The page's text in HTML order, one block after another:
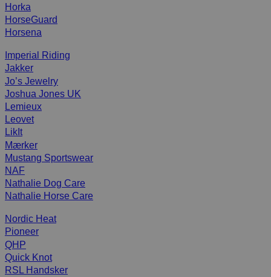
Horka
HorseGuard
Horsena
Imperial Riding
Jakker
Jo’s Jewelry
Joshua Jones UK
Lemieux
Leovet
LikIt
Mærker
Mustang Sportswear
NAF
Nathalie Dog Care
Nathalie Horse Care
Nordic Heat
Pioneer
QHP
Quick Knot
RSL Handsker